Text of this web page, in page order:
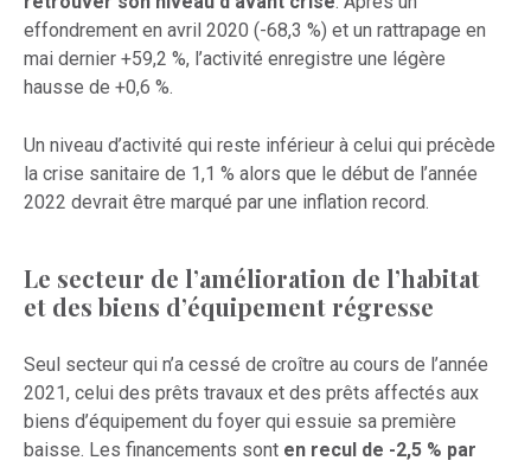
effondrement en avril 2020 (-68,3 %) et un rattrapage en
mai dernier +59,2 %, l’activité enregistre une légère
hausse de +0,6 %.
Un niveau d’activité qui reste inférieur à celui qui précède
la crise sanitaire de 1,1 % alors que le début de l’année
2022 devrait être marqué par une inflation record.
Le secteur de l’amélioration de l’habitat
et des biens d’équipement régresse
Seul secteur qui n’a cessé de croître au cours de l’année
2021, celui des prêts travaux et des prêts affectés aux
biens d’équipement du foyer qui essuie sa première
baisse. Les financements sont en recul de -2,5 % par